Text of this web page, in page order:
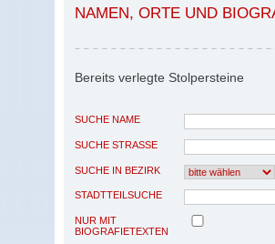
NAMEN, ORTE UND
Bereits verlegte Stolpersteine
SUCHE NAME
SUCHE STRASSE
SUCHE IN BEZIRK
STADTTEILSUCHE
NUR MIT
BIOGRAFIETEXTEN